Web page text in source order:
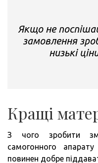
Якщо не
замовлення
низькі
Кращі
З чого зробити
самогонного
повинен добре